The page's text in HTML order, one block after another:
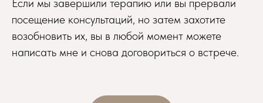
Если мы завершили терапию или вы прервали
посещение консультаций, но затем захотите
возобновить их, вы в любой момент можете
написать мне и снова договориться о встрече.